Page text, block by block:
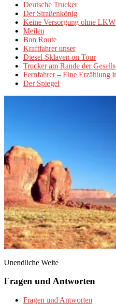
Deutsche Trucker
Der Straßenkönig
Keine Versorgung ohne LKW
Meilen
Bon Route
Kraftfahrer unser
Diesel-Sklaven on Tour
Trucker am Rande der
Fernfahrer – Eine Erzählung
Der Spiegel
Unendliche Weite
Fragen und Antworten
Fragen und Antworten